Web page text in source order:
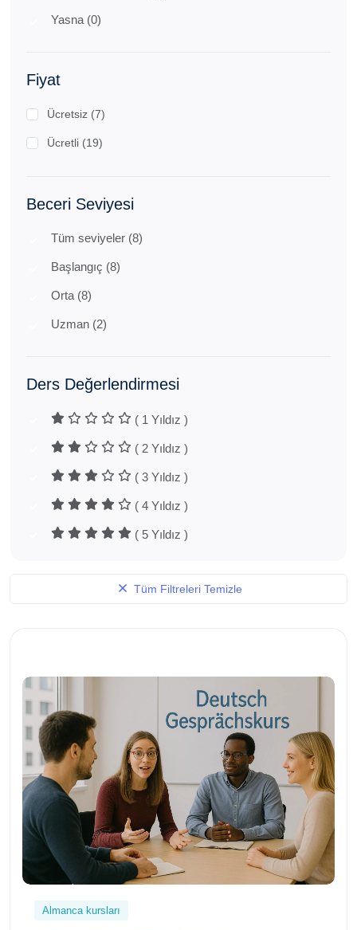
Yasna (0)
Fiyat
Ücretsiz (7)
Ücretli (19)
Beceri Seviyesi
Tüm seviyeler (8)
Başlangıç (8)
Orta (8)
Uzman (2)
Ders Değerlendirmesi
( 1 Yıldız )
( 2 Yıldız )
( 3 Yıldız )
( 4 Yıldız )
( 5 Yıldız )
Tüm Filtreleri Temizle
Almanca kursları